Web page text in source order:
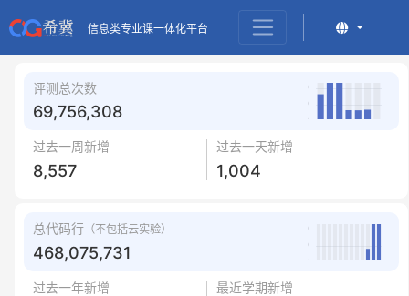
信息类专业课一体化平台
评测总次数
69,756,308
过去一周新增
8,557
过去一天新增
1,004
总代码行 （不包括云实验）
468,075,731
过去一年新增 最近学期新增